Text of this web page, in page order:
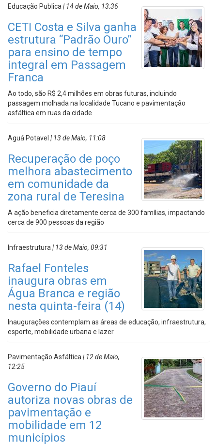
Educação Publica | 14 de Maio, 13:36
CETI Costa e Silva ganha
estrutura “Padrão Ouro”
para ensino de tempo
integral em Passagem
Franca
Ao todo, são R$ 2,4 milhões em obras futuras, incluindo
passagem molhada na localidade Tucano e pavimentação
asfáltica em ruas da cidade
Aguá Potavel | 13 de Maio, 11:08
Recuperação de poço
melhora abastecimento
em comunidade da
zona rural de Teresina
A ação beneficia diretamente cerca de 300 famílias, impactando
cerca de 900 pessoas da região
Infraestrutura | 13 de Maio, 09:31
Rafael Fonteles
inaugura obras em
Água Branca e região
nesta quinta-feira (14)
Inaugurações contemplam as áreas de educação, infraestrutura,
esporte, mobilidade urbana e lazer
Pavimentação Asfáltica | 12 de Maio,
12:25
Governo do Piauí
autoriza novas obras de
pavimentação e
mobilidade em 12
municípios